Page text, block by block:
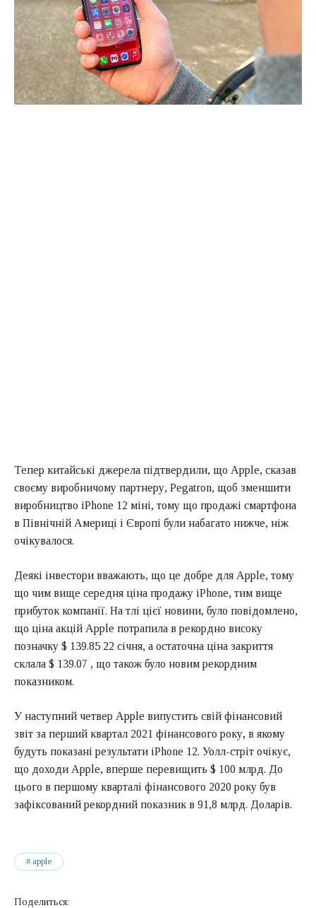
Тепер китайські джерела підтвердили, що Apple, сказав
своєму виробничому партнеру, Pegatron, щоб зменшити
виробництво iPhone 12 міні, тому що продажі смартфона
в Північній Америці і Європі були набагато нижче, ніж
очікувалося.
Деякі інвестори вважають, що це добре для Apple, тому
що чим вище середня ціна продажу iPhone, тим вище
прибуток компанії. На тлі цієї новини, було повідомлено,
що ціна акцій Apple потрапила в рекордно високу
позначку $ 139.85 22 січня, а остаточна ціна закриття
склала $ 139.07 , що також було новим рекордним
показником.
У наступний четвер Apple випустить свій фінансовий
звіт за перший квартал 2021 фінансового року, в якому
будуть показані результати iPhone 12. Уолл-стріт очікує,
що доходи Apple, вперше перевищить $ 100 млрд. До
цього в першому кварталі фінансового 2020 року був
зафіксований рекордний показник в 91,8 млрд. Доларів.
apple
Поделиться: